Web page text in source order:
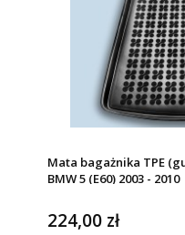
Mata bagażnika TPE
BMW 5 (E60) 2003 - 2010
224,00 zł